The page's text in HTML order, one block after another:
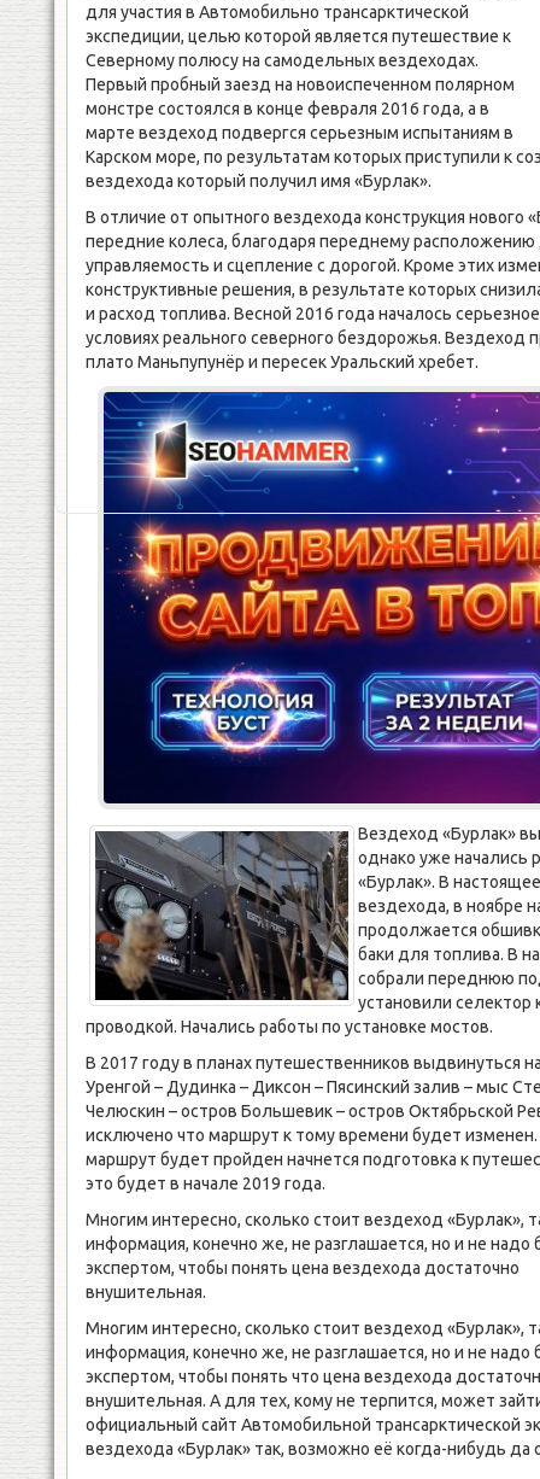
для участия в Автомобильно трансарктической
экспедиции, целью которой является путешествие к
Северному полюсу на самодельных вездеходах.
Первый пробный заезд на новоиспеченном полярном
монстре состоялся в конце февраля 2016 года, а в
марте вездеход подвергся серьезным испытаниям в
Карском море, по результатам которых приступили к
вездехода который получил имя «Бурлак».
В отличие от опытного вездехода конструкция нового
передние колеса, благодаря переднему
управляемость и сцепление с дорогой. Кроме этих
конструктивные решения, в результате которых
и расход топлива. Весной 2016 года началось
условиях реального северного бездорожья.
плато Маньпупунёр и пересек Уральский хребет.
Вездеход «Бурлак»
однако уже начались
«Бурлак». В
вездехода, в ноябре
продолжается
баки для топлива. В
собрали переднюю
установили селектор
проводкой. Начались работы по установке мостов.
В 2017 году в планах путешественников выдвинуться
Уренгой – Дудинка – Диксон – Пясинский залив – мыс
Челюскин – остров Большевик – остров Октябрьской
исключено что маршрут к тому времени будет
маршрут будет пройден начнется подготовка к
это будет в начале 2019 года.
Многим интересно, сколько стоит вездеход «Бурлак»,
информация, конечно же, не разглашается, но и не надо
экспертом, чтобы понять цена вездехода достаточно
внушительная.
Многим интересно, сколько стоит вездеход «Бурлак»,
информация, конечно же, не разглашается, но и не надо
экспертом, чтобы понять что цена вездехода
внушительная. А для тех, кому не терпится, может
официальный сайт Автомобильной трансарктической
вездехода «Бурлак» так, возможно её когда-нибудь да